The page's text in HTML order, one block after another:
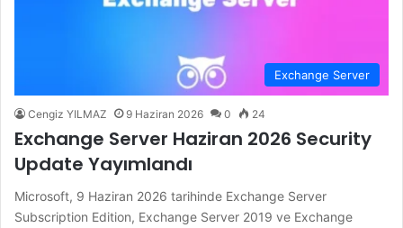
Exchange Server
Cengiz YILMAZ 9 Haziran 2026 0 24
Exchange Server Haziran 2026 Security
Update Yayımlandı
Microsoft, 9 Haziran 2026 tarihinde Exchange Server
Subscription Edition, Exchange Server 2019 ve Exchange